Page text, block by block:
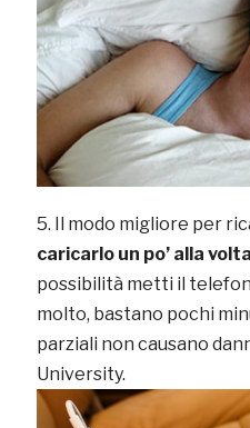
Il modo migliore per
caricarlo un po’ alla volta
possibilità metti il
molto, bastano pochi
parziali non causano
University.